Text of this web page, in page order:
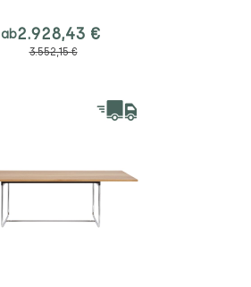
ab2.928,43 €
3.552,15 €